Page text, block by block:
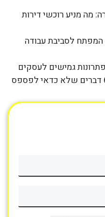
מה מניע רוכשי דירות
המפתח לסביבת עבודה
גמישים לעסקים